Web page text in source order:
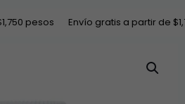
pesos Envío gratis a partir de